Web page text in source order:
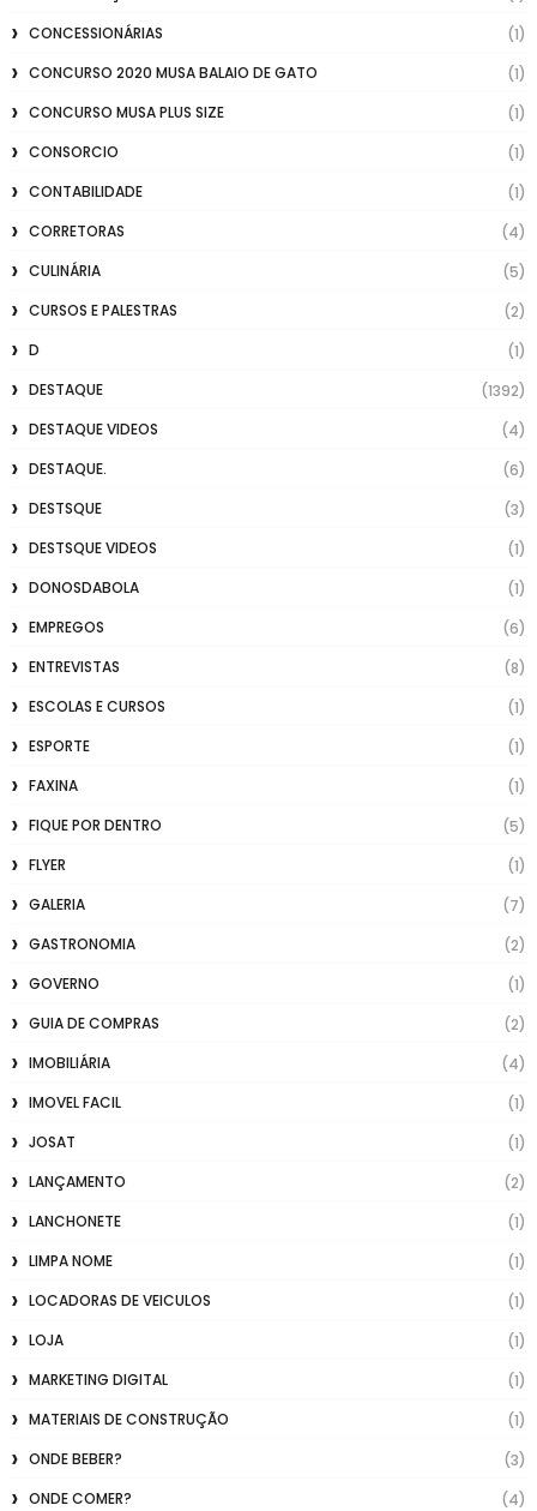
CONCESSIONÁRIAS
(1)
CONCURSO 2020 MUSA BALAIO DE GATO
(1)
CONCURSO MUSA PLUS SIZE
(1)
CONSORCIO
(1)
CONTABILIDADE
(1)
CORRETORAS
(4)
CULINÁRIA
(5)
CURSOS E PALESTRAS
(2)
D
(1)
DESTAQUE
(1392)
DESTAQUE VIDEOS
(4)
DESTAQUE.
(6)
DESTSQUE
(3)
DESTSQUE VIDEOS
(1)
DONOSDABOLA
(1)
EMPREGOS
(6)
ENTREVISTAS
(8)
ESCOLAS E CURSOS
(1)
ESPORTE
(1)
FAXINA
(1)
FIQUE POR DENTRO
(5)
FLYER
(1)
GALERIA
(7)
GASTRONOMIA
(2)
GOVERNO
(1)
GUIA DE COMPRAS
(2)
IMOBILIÁRIA
(4)
IMOVEL FACIL
(1)
JOSAT
(1)
LANÇAMENTO
(2)
LANCHONETE
(1)
LIMPA NOME
(1)
LOCADORAS DE VEICULOS
(1)
LOJA
(1)
MARKETING DIGITAL
(1)
MATERIAIS DE CONSTRUÇÃO
(1)
ONDE BEBER?
(3)
ONDE COMER?
(4)